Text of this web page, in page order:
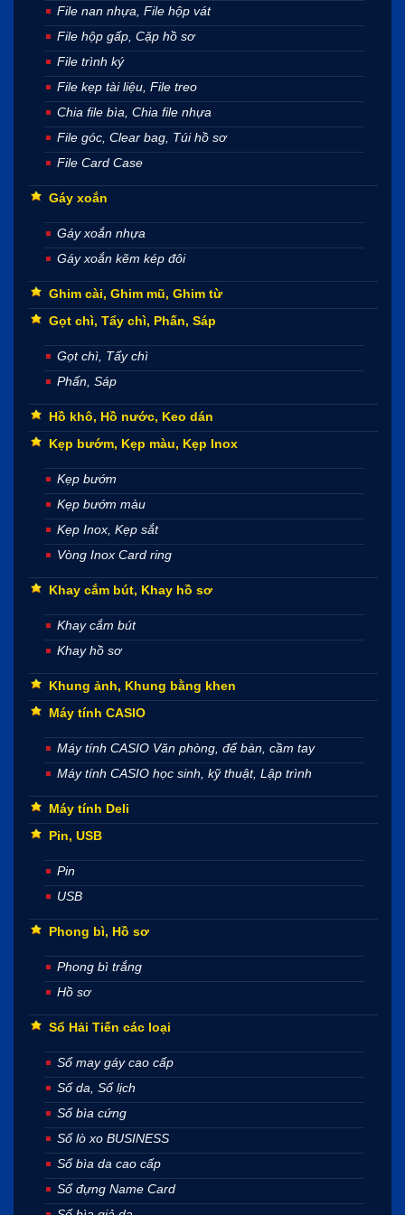
File nan nhựa, File hộp vát
File hộp gấp, Cặp hồ sơ
File trình ký
File kẹp tài liệu, File treo
Chia file bìa, Chia file nhựa
File góc, Clear bag, Túi hồ sơ
File Card Case
Gáy xoắn
Gáy xoắn nhựa
Gáy xoắn kẽm kép đôi
Ghim cài, Ghim mũ, Ghim từ
Gọt chì, Tẩy chì, Phấn, Sáp
Gọt chì, Tẩy chì
Phấn, Sáp
Hồ khô, Hồ nước, Keo dán
Kẹp bướm, Kẹp màu, Kẹp Inox
Kẹp bướm
Kẹp bướm màu
Kẹp Inox, Kẹp sắt
Vòng Inox Card ring
Khay cắm bút, Khay hồ sơ
Khay cắm bút
Khay hồ sơ
Khung ảnh, Khung bằng khen
Máy tính CASIO
Máy tính CASIO Văn phòng, để bàn, cầm tay
Máy tính CASIO học sinh, kỹ thuật, Lập trình
Máy tính Deli
Pin, USB
Pin
USB
Phong bì, Hồ sơ
Phong bì trắng
Hồ sơ
Sổ Hải Tiến các loại
Sổ may gáy cao cấp
Sổ da, Sổ lịch
Sổ bìa cứng
Sổ lò xo BUSINESS
Sổ bìa da cao cấp
Sổ đựng Name Card